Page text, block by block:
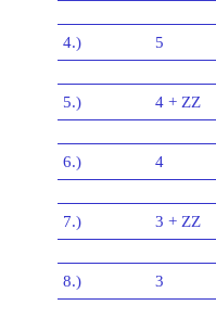
4.) 5
5.) 4 + ZZ
6.) 4
7.) 3 + ZZ
8.) 3